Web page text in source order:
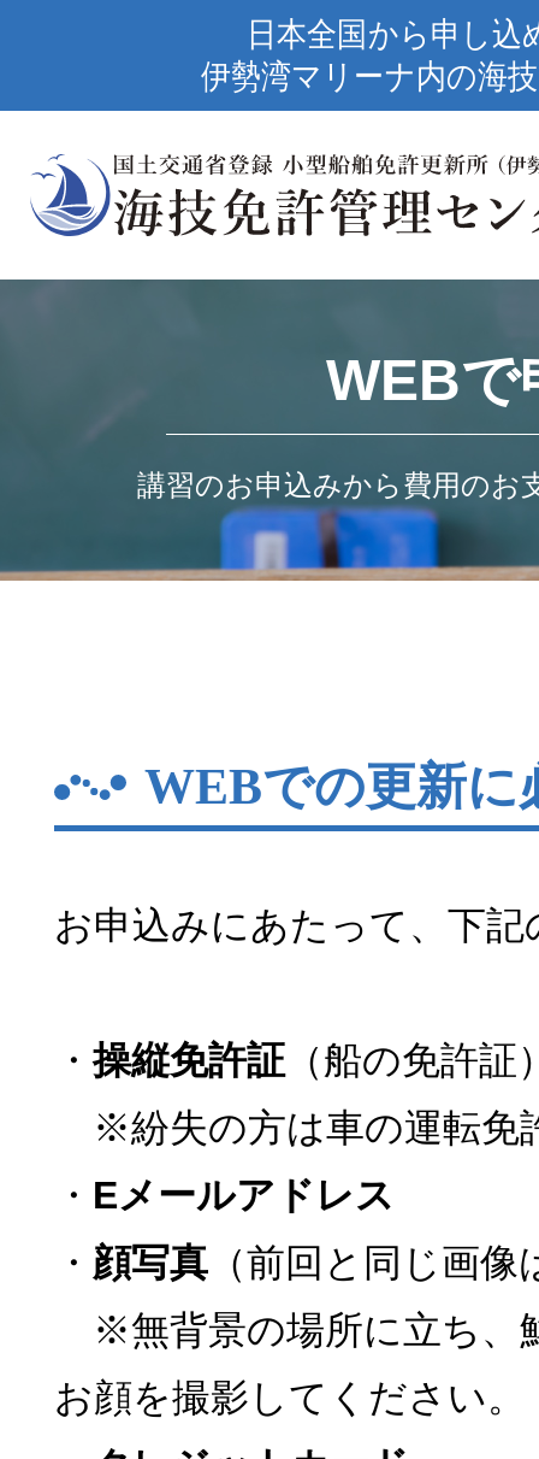
日本全国から申し
伊勢湾マリーナ内の海
WEBで
講習のお申込みから費用のお
WEBでの更新に
お申込みにあたって、下
・操縦免許証（船の免許証
※紛失の方は車の運転免
・ Eメールアドレス
・ 顔写真（前回と同じ画像
※無背景の場所に立ち、
お顔を撮影してください。